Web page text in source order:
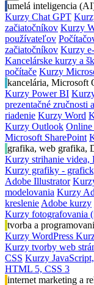
umelá inteligencia
Kurzy Chat GPT
začiatočníkov Kurzy
používateľov
začiatočníkov Kurzy
Kancelárske kurzy a
počítače Kurzy
kancelária, Microsoft
Kurzy Power BI
prezentačné zručnosti
riadenie Kurzy Word
Kurzy Outlook
Microsoft SharePoint
grafika, web grafika,
Kurzy strihanie videa,
Kurzy grafiky -
Adobe Illustrator
modelovania Kurzy
kreslenie Adobe kurzy
Kurzy fotografovania
tvorba a
Kurzy WordPress
Kurzy tvorby web
CSS Kurzy
HTML 5, CSS 3
internet marketing a